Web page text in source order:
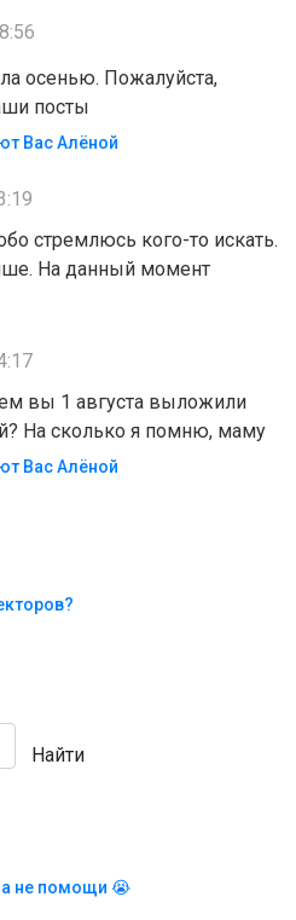
осенью. Пожалуйста,
посты
Вас Алëной
стремлюсь кого-то искать.
На данный момент
вы 1 августа выложили
На сколько я помню, маму
Вас Алëной
Найти
а не помощи 😭